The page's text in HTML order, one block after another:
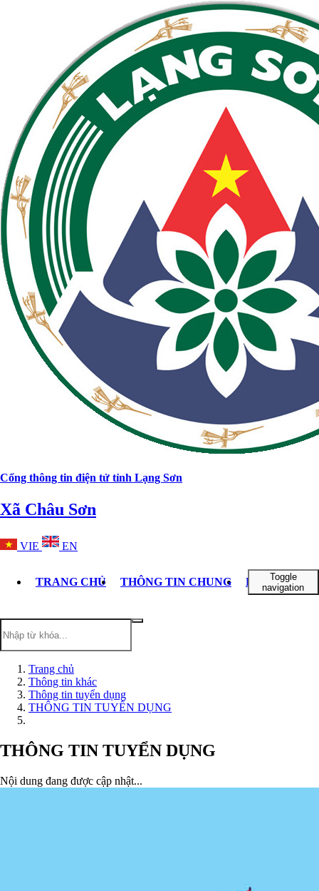
Cổng thông tin điện tử tỉnh Lạng Sơn
Xã Châu Sơn
VIE EN
TRANG CHỦ THÔNG TIN CHUNG DOANH
Toggle
navigation
Trang chủ
Thông tin khác
Thông tin tuyển dụng
THÔNG TIN TUYỂN DỤNG
THÔNG TIN TUYỂN DỤNG
Nội dung đang được cập nhật...